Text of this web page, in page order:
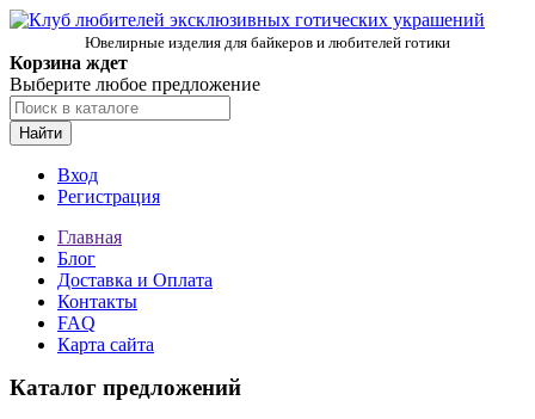
Ювелирные изделия для байкеров и любителей готики
Корзина ждет
Выберите любое предложение
Найти
Вход
Регистрация
Главная
Блог
Доставка и Оплата
Контакты
FAQ
Карта сайта
Каталог предложений